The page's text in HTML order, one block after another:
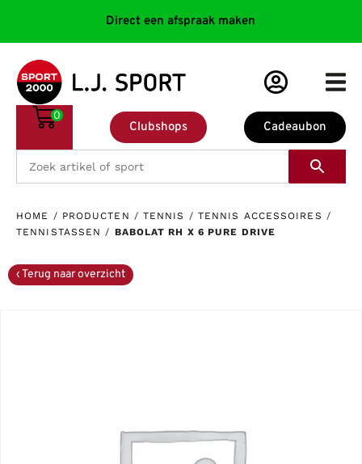
Direct een afspraak maken
Cadeaubon
Clubshops
0
HOME / PRODUCTEN / TENNIS / TENNIS ACCESSOIRES /
TENNISTASSEN / BABOLAT RH X 6 PURE DRIVE